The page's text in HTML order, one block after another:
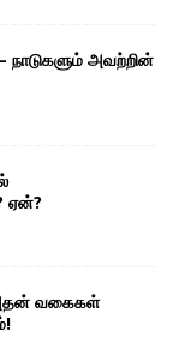
நாடுகளும் அவற்றின்
ஏன்?
வகைகள்